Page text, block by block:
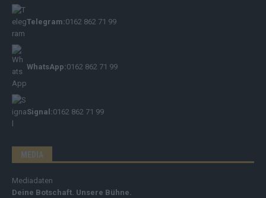
Telegram:0162 862 71 99
WhatsApp:0162 862 71 99
Signal:0162 862 71 99
MEDIA
Mediadaten
Deine Botschaft. Unsere Bühne.